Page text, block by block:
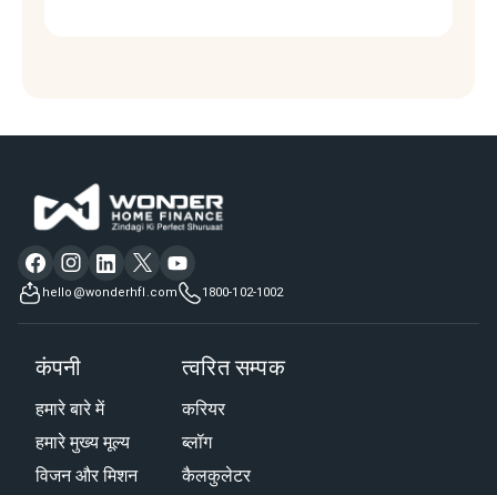
hello@wonderhfl.com 1800-102-1002
कंपनी
हमारे बारे में
हमारे मुख्य मूल्य
विजन और मिशन
त्वरित सम्पक
करियर
ब्लॉग
कैलकुलेटर